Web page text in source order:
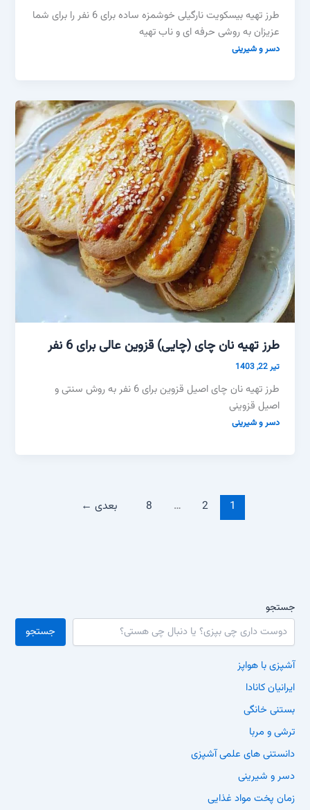
طرز تهیه بیسکویت نارگیلی خوشمزه ساده برای 6 نفر را برای شما
عزیزان به روشی حرفه ای و ناب تهیه
دسر و شیرینی
طرز تهیه نان چای (چایی) قزوین عالی برای 6 نفر
تیر 22, 1403
طرز تهیه نان چای اصیل قزوین برای 6 نفر به روش سنتی و
اصیل قزوینی
دسر و شیرینی
1
2
…
8 بعدی ←
جستجو
جستجو
آشپزی با هواپز
ایرانیان کانادا
بستنی خانگی
ترشی و مربا
دانستنی های علمی آشپزی
دسر و شیرینی
زمان پخت مواد غذایی